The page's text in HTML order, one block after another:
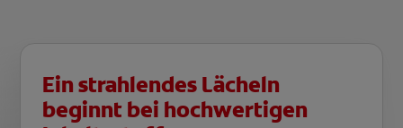
Ein strahlendes Lächeln
beginnt bei hochwertigen